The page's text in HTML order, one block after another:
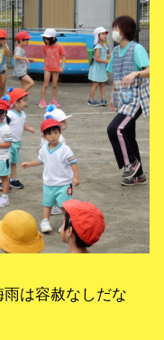
は容赦なしだな